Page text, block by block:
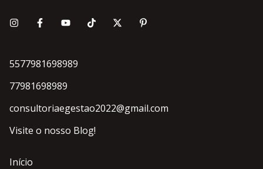
5577981698989
77981698989
consultoriaegestao2022@gmail.com
Visite o nosso Blog!
Início